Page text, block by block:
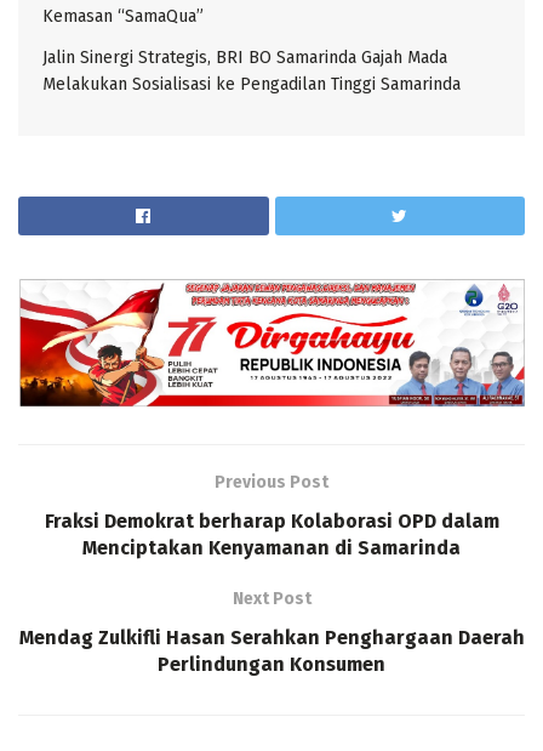
Kemasan “SamaQua”
Jalin Sinergi Strategis, BRI BO Samarinda Gajah Mada
Melakukan Sosialisasi ke Pengadilan Tinggi Samarinda
Previous Post
Fraksi Demokrat berharap Kolaborasi OPD dalam
Menciptakan Kenyamanan di Samarinda
Next Post
Mendag Zulkifli Hasan Serahkan Penghargaan Daerah
Perlindungan Konsumen